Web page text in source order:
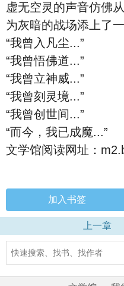
虚无空灵的声音仿佛
为灰暗的战场添上了
“我曾入凡尘...”
“我曾悟佛道...”
“我曾立神威...”
“我曾刻灵境...”
“我曾创世间...”
“而今，我已成魔...”
文学馆阅读网址：
加入书签
上一章